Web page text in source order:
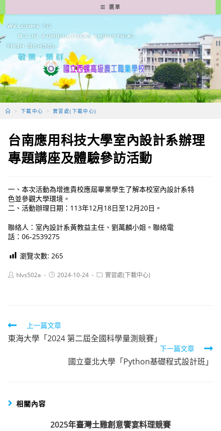
轉
至
要
容
選單
> 下載中心 > 實習處(下載中心)
台南應用科技大學室內設計系辦理
專題講座及體驗參訪活動
一、本次活動為增進貴校應屆畢業學生了解本校室內設計系特
色並參觀大學環境。
二、活動辦理日期：113年12月18日至12月20日。
聯絡人：室內設計系黃教益主任、劉萬麟小姐。聯絡電
話：06-2539275
瀏覽次數: 265
Posthlvs502a
Post2024-10-24
Post實習處(下載中心)
Read
more
上一篇文章
東海大學「2024 第二屆全國科學量測競賽」
下一篇文章
國立臺北大學「Python基礎程式設計班」
相關內容
2025年臺灣土雞創意饗宴料理競賽